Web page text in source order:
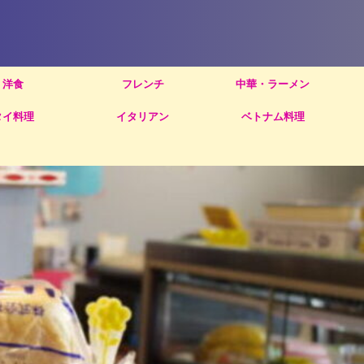
洋食 フレンチ 中華・ラーメン
料理 イタリアン ベトナム料理